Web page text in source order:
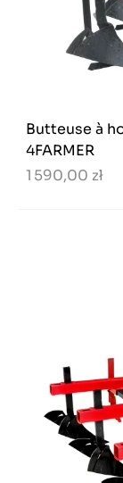
Butteuse à
4FARMER
1 590,00 zł